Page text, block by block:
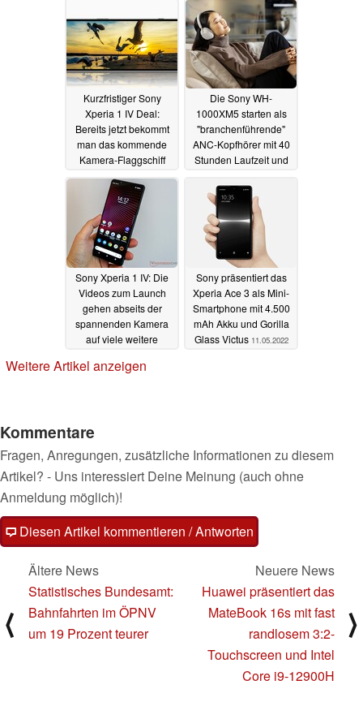
Kurzfristiger Sony
Xperia 1 IV Deal:
Bereits jetzt bekommt
man das kommende
Kamera-Flaggschiff
deutlich billiger
13.05.2022
Die Sony WH-
1000XM5 starten als
"branchenführende"
ANC-Kopfhörer mit 40
Stunden Laufzeit und
Sony Xperia 1 IV: Die
Videos zum Launch
gehen abseits der
spannenden Kamera
auf viele weitere
Sony präsentiert das
Xperia Ace 3 als Mini-
Smartphone mit 4.500
mAh Akku und Gorilla
Glass Victus 11.05.2022
Weitere Artikel anzeigen
Kommentare
Fragen, Anregungen, zusätzliche Informationen zu diesem
Artikel? - Uns interessiert Deine Meinung (auch ohne
Anmeldung möglich)!
Diesen Artikel kommentieren / Antworten
⟨
Ältere News
Statistisches Bundesamt:
Bahnfahrten im ÖPNV
um 19 Prozent teurer
Neuere News
Huawei präsentiert das
MateBook 16s mit fast
randlosem 3:2-
Touchscreen und Intel
Core i9-12900H
⟩